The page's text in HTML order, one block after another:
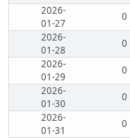
2026-
01-27
0
2026-
01-28
0
2026-
01-29
0
2026-
01-30
0
2026-
01-31
0